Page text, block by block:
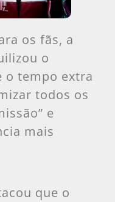
os fãs, a
o
o tempo extra
todos os
e
mais
que o